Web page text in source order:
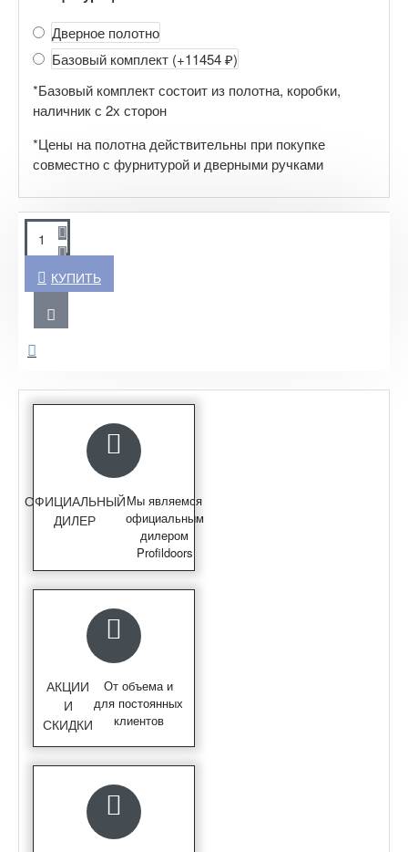
Дверное полотно
Базовый комплект (+11454 ₽)
*Базовый комплект состоит из полотна, коробки,
наличник с 2х сторон
*Цены на полотна действительны при покупке
совместно с фурнитурой и дверными ручками
КУПИТЬ
ОФИЦИАЛЬНЫЙ
ДИЛЕР
Мы являемся
официальным
дилером
Profildoors
АКЦИИ
И
СКИДКИ
От объема и
для постоянных
клиентов